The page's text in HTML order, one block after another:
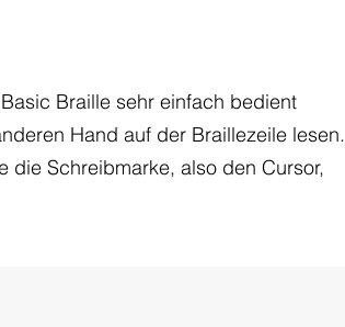
Braille sehr einfach bedient
Hand auf der Braillezeile lesen.
die Schreibmarke, also den Cursor,